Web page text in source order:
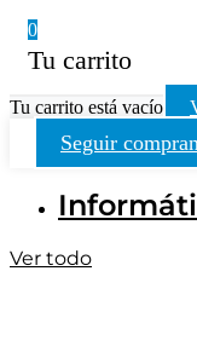
0
Tu carrito
Tu carrito está vacío
Seguir
Ver todo